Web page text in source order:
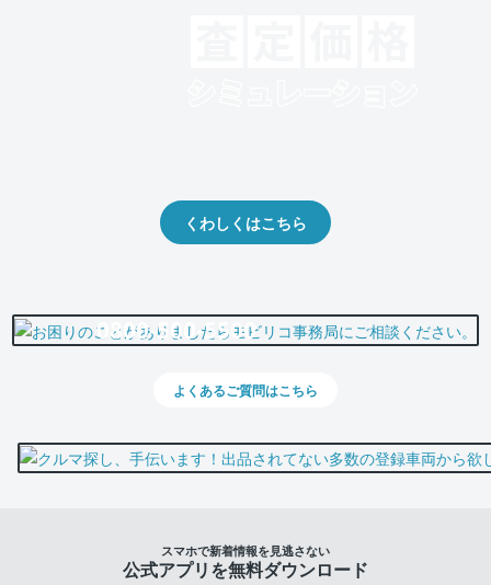
くわしくはこちら
0800-500-5500
よくあるご質問はこちら
スマホで新着情報を見逃さない
公式アプリを無料ダウンロード